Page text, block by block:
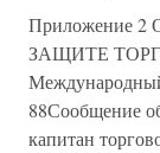
Приложение
ЗАЩИТЕ
88Сообщение
капитан